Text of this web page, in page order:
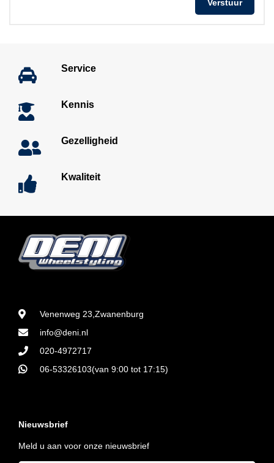
Service
Kennis
Gezelligheid
Kwaliteit
Venenweg 23,Zwanenburg
info@deni.nl
020-4972717
06-53326103(van 9:00 tot 17:15)
Nieuwsbrief
Meld u aan voor onze nieuwsbrief